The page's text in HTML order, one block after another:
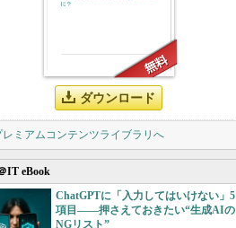
ダウンロード
レミアムコンテンツライブラリへ
IT eBook
ChatGPTに「入力してはいけない」5
項目――押さえておきたい“生成AIの
NGリスト”